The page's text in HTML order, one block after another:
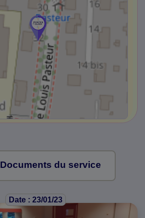
Documents du service
Date : 23/01/23